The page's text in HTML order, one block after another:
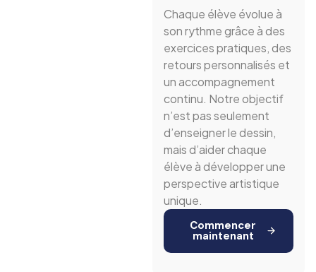
Chaque élève évolue à
son rythme grâce à des
exercices pratiques, des
retours personnalisés et
un accompagnement
continu. Notre objectif
n’est pas seulement
d’enseigner le dessin,
mais d’aider chaque
élève à développer une
perspective artistique
unique.
Commencer
maintenant